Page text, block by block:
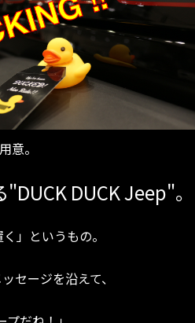
意。
DUCK Jeep"。
」というもの。
セージを沿えて、